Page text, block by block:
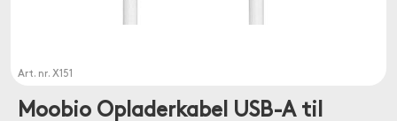
Art. nr. X151
Moobio Opladerkabel USB-A til